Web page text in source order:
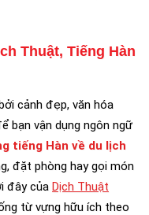
Thuật, Tiếng Hàn
cảnh đẹp, văn hóa
bạn vận dụng ngôn ngữ
tiếng Hàn về du lịch
đặt phòng hay gọi món
đây của Dịch Thuật
từ vựng hữu ích theo